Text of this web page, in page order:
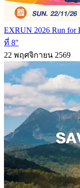
EXRUN 2026 Run
ที่ 8"
22 พฤศจิกายน 2569